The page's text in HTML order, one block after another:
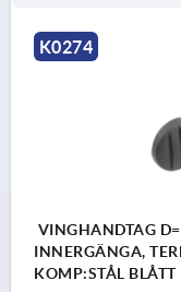
K0274
VINGHANDTAG
INNERGÄNGA,
KOMP:STÅL BLÅTT